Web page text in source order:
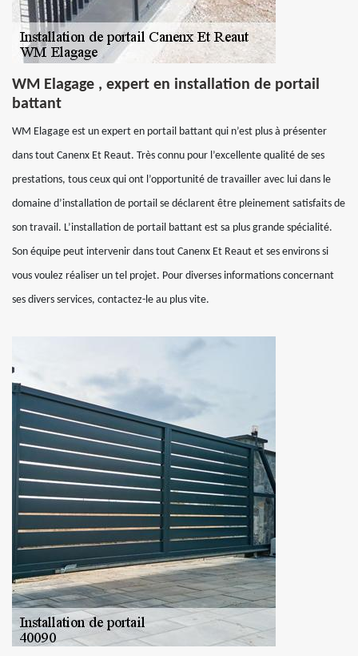
WM Elagage , expert en installation de portail
battant
WM Elagage est un expert en portail battant qui n’est plus à présenter
dans tout Canenx Et Reaut. Très connu pour l’excellente qualité de ses
prestations, tous ceux qui ont l’opportunité de travailler avec lui dans le
domaine d’installation de portail se déclarent être pleinement satisfaits de
son travail. L’installation de portail battant est sa plus grande spécialité.
Son équipe peut intervenir dans tout Canenx Et Reaut et ses environs si
vous voulez réaliser un tel projet. Pour diverses informations concernant
ses divers services, contactez-le au plus vite.